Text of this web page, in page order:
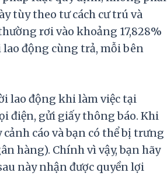
tùy theo tư cách cư trú và
rơi vào khoảng 17,828%
động cùng trả, mỗi bên
lao động khi làm việc tại
điện, gửi giấy thông báo. Khi
cáo và bạn có thể bị trưng
hàng). Chính vì vậy, bạn hãy
này nhận được quyền lợi